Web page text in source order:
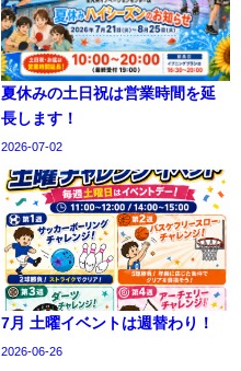
夏休みの土日祝は営業時間を延
長します！
2026-07-02
7月 土曜イベントは週替わり！
2026-06-26